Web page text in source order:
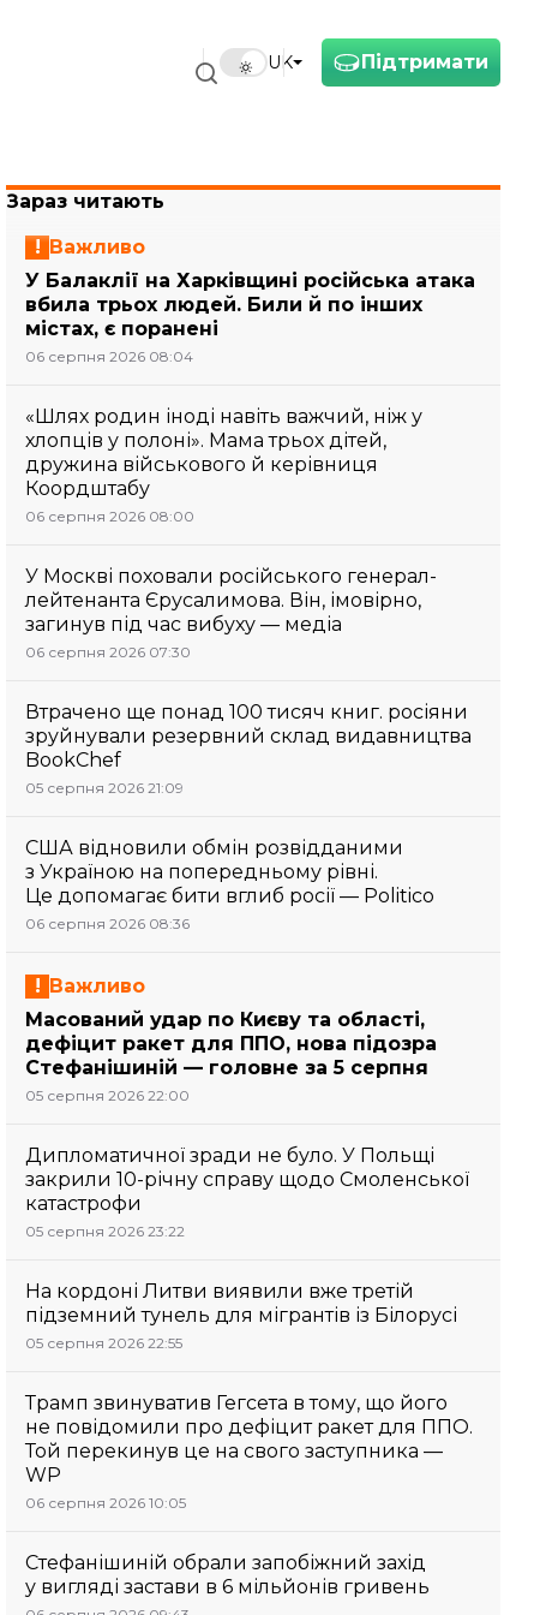
Підтримати
UK
Зараз читають
Важливо
У Балаклії на Харківщині російська атака
вбила трьох людей. Били й по інших
містах, є поранені
06 серпня 2026 08:04
«Шлях родин іноді навіть важчий, ніж у
хлопців у полоні». Мама трьох дітей,
дружина військового й керівниця
Коордштабу
06 серпня 2026 08:00
У Москві поховали російського генерал-
лейтенанта Єрусалимова. Він, імовірно,
загинув під час вибуху — медіа
06 серпня 2026 07:30
Втрачено ще понад 100 тисяч книг. росіяни
зруйнували резервний склад видавництва
BookChef
05 серпня 2026 21:09
США відновили обмін розвідданими
з Україною на попередньому рівні.
Це допомагає бити вглиб росії — Politico
06 серпня 2026 08:36
Важливо
Масований удар по Києву та області,
дефіцит ракет для ППО, нова підозра
Стефанішиній — головне за 5 серпня
05 серпня 2026 22:00
Дипломатичної зради не було. У Польщі
закрили 10-річну справу щодо Смоленської
катастрофи
05 серпня 2026 23:22
На кордоні Литви виявили вже третій
підземний тунель для мігрантів із Білорусі
05 серпня 2026 22:55
Трамп звинуватив Гегсета в тому, що його
не повідомили про дефіцит ракет для ППО.
Той перекинув це на свого заступника —
WP
06 серпня 2026 10:05
Стефанішиній обрали запобіжний захід
у вигляді застави в 6 мільйонів гривень